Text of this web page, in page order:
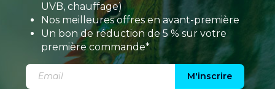
UVB, chauffage)
Nos meilleures offres en avant-première
Un bon de réduction de 5 % sur votre
première commande*
M'inscrire